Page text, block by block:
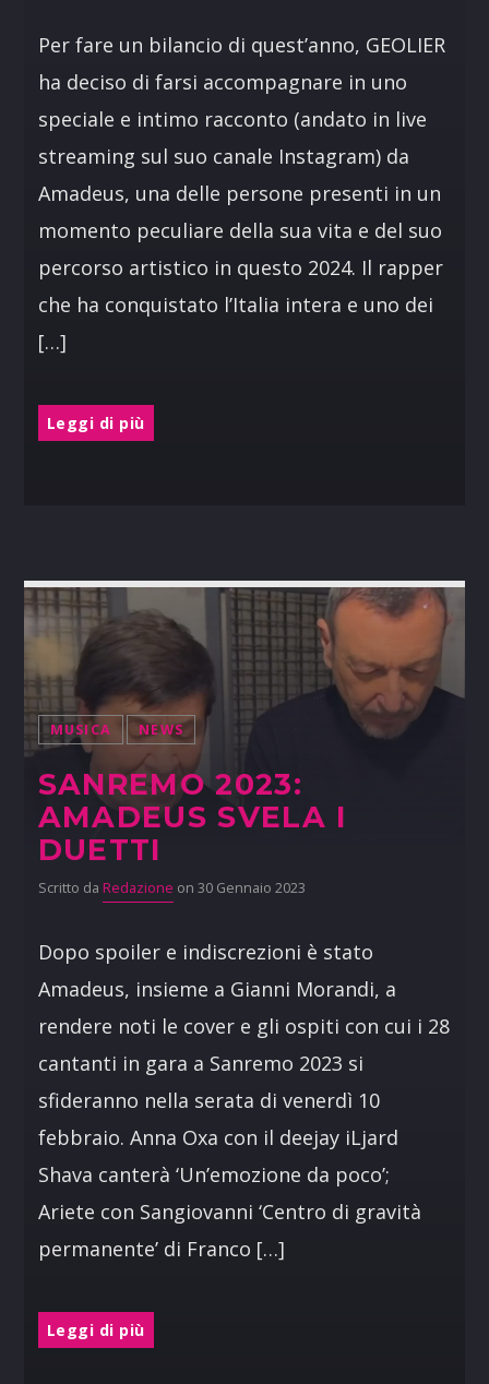
Per fare un bilancio di quest’anno, GEOLIER
ha deciso di farsi accompagnare in uno
speciale e intimo racconto (andato in live
streaming sul suo canale Instagram) da
Amadeus, una delle persone presenti in un
momento peculiare della sua vita e del suo
percorso artistico in questo 2024. Il rapper
che ha conquistato l’Italia intera e uno dei
[…]
Leggi di più
MUSICA NEWS
SANREMO 2023:
AMADEUS SVELA I
DUETTI
Scritto da Redazione on 30 Gennaio 2023
Dopo spoiler e indiscrezioni è stato
Amadeus, insieme a Gianni Morandi, a
rendere noti le cover e gli ospiti con cui i 28
cantanti in gara a Sanremo 2023 si
sfideranno nella serata di venerdì 10
febbraio. Anna Oxa con il deejay iLjard
Shava canterà ‘Un’emozione da poco’;
Ariete con Sangiovanni ‘Centro di gravità
permanente’ di Franco […]
Leggi di più